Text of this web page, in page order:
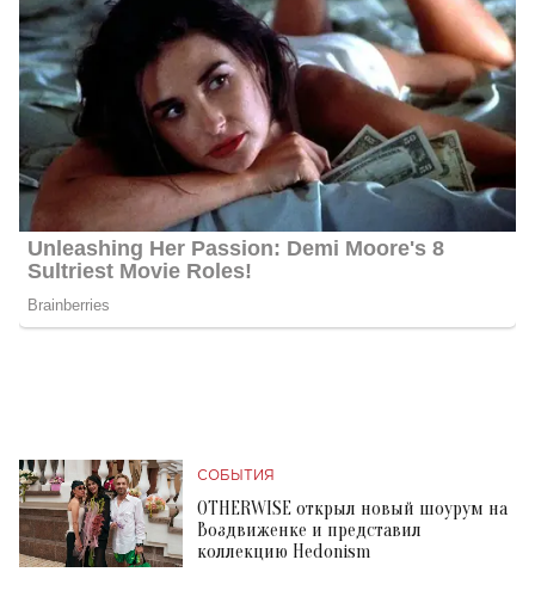
СОБЫТИЯ
OTHERWISE открыл новый шоурум на
Воздвиженке и представил
коллекцию Hedonism